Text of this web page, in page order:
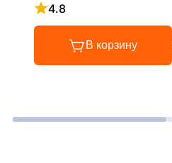
4.8
Рейтинг 4.8 из 5
В корзину